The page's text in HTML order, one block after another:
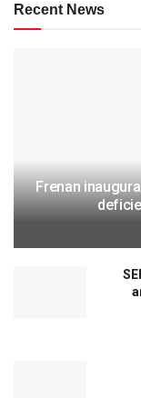
Recent News
Frenan